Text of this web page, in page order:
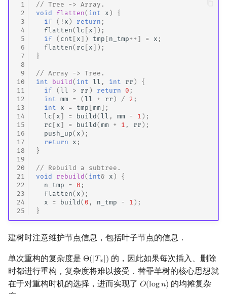
1
2
3
4
5
6
7
8
9
10
11
12
13
14
15
16
17
18
19
20
21
22
23
24
25
// Tree -> Array.
void
flatten( int x )
{
if
( ! x ) return ;
flatten(lc [ x ]);
if
( cnt [ x ]) tmp [ n_tmp++ ] = x ;
flatten( rc [ x ]);
}
// Array -> Tree.
int
build( int ll , int rr )
{
if
(ll > rr ) return 0 ;
int
mm = (ll + rr ) / 2 ;
int
x = tmp [mm ];
lc [ x ] = build(ll , mm - 1 );
rc [ x ] = build(mm + 1 , rr );
push_up( x );
return
x ;
}
// Rebuild a subtree.
void
rebuild( int& x )
{
n_tmp
= 0 ;
flatten( x );
x
= build( 0 , n_tmp - 1 );
}
建树时注意维护节点信息，包括叶子节点的信息．
单次重构的复杂度是 Θ(|𝑇𝑥|)
Θ(| Tx| ) 的，因此如果每次插入、删除
时都进行重构，复杂度将难以接受．替罪羊树的核心思想就
在于对重构时机的选择，进而实现了 𝑂(log𝑛)
O(logn) 的均摊复杂